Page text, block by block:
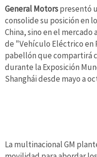
General Motorspresentó
consolide su posición en
China, sino en el
de "Vehículo Eléctrico en
pabellón que compartirá
durante la Exposición
Shanghái desde mayo a
La multinacional GM